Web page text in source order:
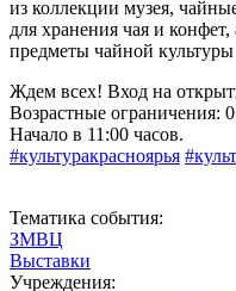
из коллекции музея,
для хранения чая и
предметы чайной
Ждем всех! Вход на
Возрастные ограничения:
Начало в 11:00 часов.
#культуракрасноярья
Тематика события:
ЗМВЦ
Выставки
Учреждения: